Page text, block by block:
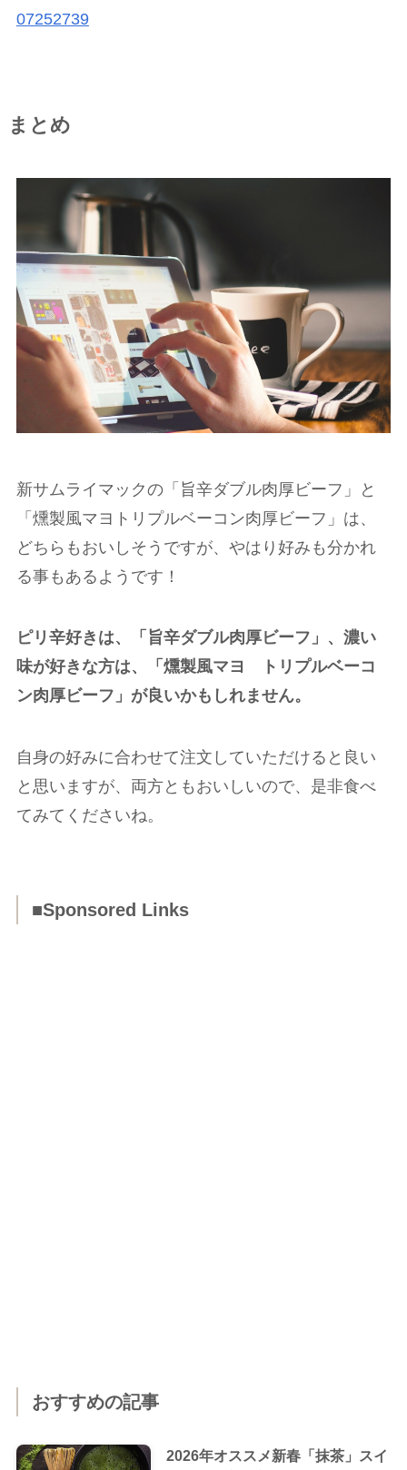
07252739
まとめ
新サムライマックの「旨辛ダブル肉厚ビーフ」と
「燻製風マヨトリプルベーコン肉厚ビーフ」は、
どちらもおいしそうですが、やはり好みも分かれ
る事もあるようです！
ピリ辛好きは、「旨辛ダブル肉厚ビーフ」、濃い
味が好きな方は、「燻製風マヨ トリプルベーコ
ン肉厚ビーフ」が良いかもしれません。
自身の好みに合わせて注文していただけると良い
と思いますが、両方ともおいしいので、是非食べ
てみてくださいね。
■Sponsored Links
おすすめの記事
2026年オススメ新春「抹茶」スイ